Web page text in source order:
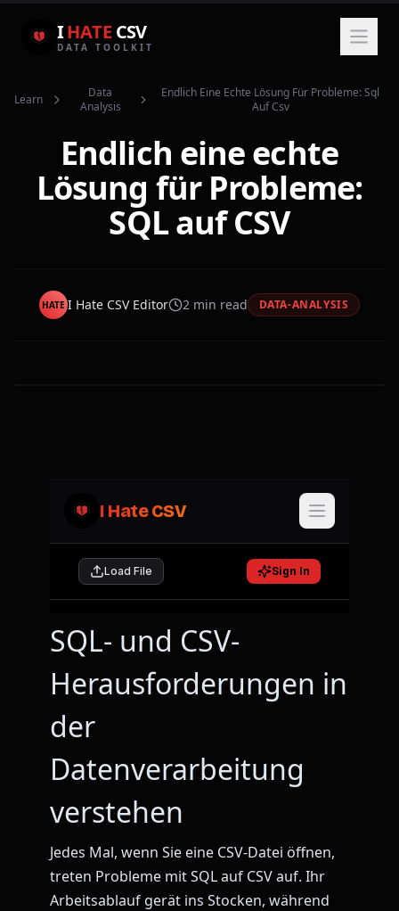
IHATE CSV
DATA TOOLKIT
Learn
Data
Analysis
Endlich Eine Echte Lösung Für Probleme: Sql
Auf Csv
Endlich eine echte
Lösung für Probleme:
SQL auf CSV
HATE I Hate CSV Editor 2min read DATA-ANALYSIS
SQL- und CSV-
Herausforderungen in
der
Datenverarbeitung
verstehen
Jedes Mal, wenn Sie eine CSV-Datei öffnen,
treten Probleme mit SQL auf CSV auf. Ihr
Arbeitsablauf gerät ins Stocken, während